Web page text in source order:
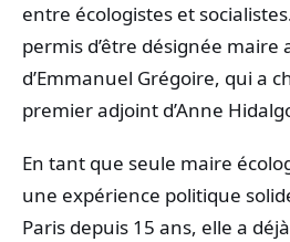
entre écologistes et
permis d’être désignée maire
d’Emmanuel Grégoire, qui a
premier adjoint d’Anne
En tant que seule maire
une expérience politique
Paris depuis 15 ans, elle a